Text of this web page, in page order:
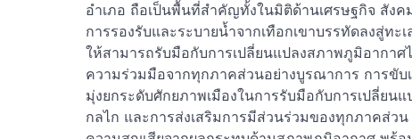
อำเภอ ถือเป็นพื้นที่สำคัญทั้งในมิติด้านเศรษฐกิจ สัง
การรองรับและระบายน้ำจากเทือกเขาบรรทัดลงสู่ท
ให้สามารถรับมือกับการเปลี่ยนแปลงสภาพภูมิอากาศ
ความร่วมมือจากทุกภาคส่วนอย่างบูรณาการ การขับ
มุ่งยกระดับศักยภาพเมืองในการรับมือกับการเปลี่ย
กลไก และการส่งเสริมการมีส่วนร่วมของทุกภาคส่ว